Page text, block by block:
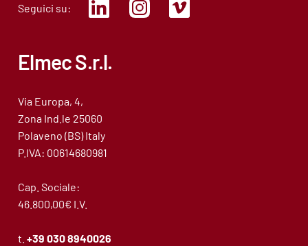
Seguici su:
Elmec S.r.l.
Via Europa, 4,
Zona Ind.le 25060
Polaveno (BS) Italy
P.IVA: 00614680981
Cap. Sociale:
46.800,00€ I.V.
t.+39 030 8940026